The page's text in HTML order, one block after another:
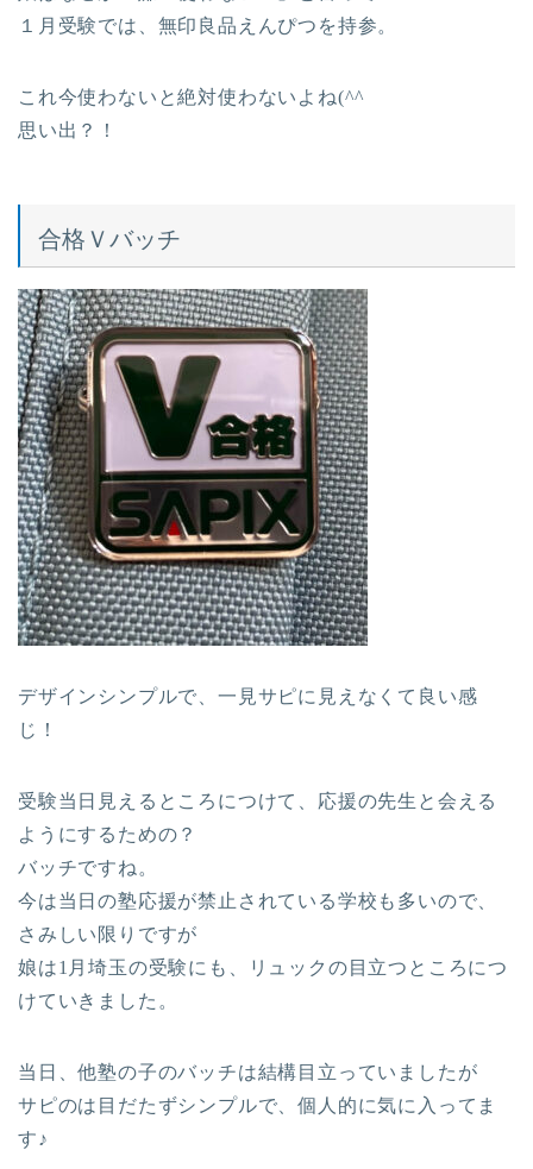
１月受験では、無印良品えんぴつを持参。
これ今使わないと絶対使わないよね(^^
思い出？！
合格Ｖバッチ
デザインシンプルで、一見サピに見えなくて良い感
じ！
受験当日見えるところにつけて、応援の先生と会える
ようにするための？
バッチですね。
今は当日の塾応援が禁止されている学校も多いので、
さみしい限りですが
娘は1月埼玉の受験にも、リュックの目立つところにつ
けていきました。
当日、他塾の子のバッチは結構目立っていましたが
サピのは目だたずシンプルで、個人的に気に入ってま
す♪